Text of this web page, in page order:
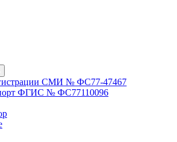
СМИ № ФС77-47467
ФГИС № ФС77110096